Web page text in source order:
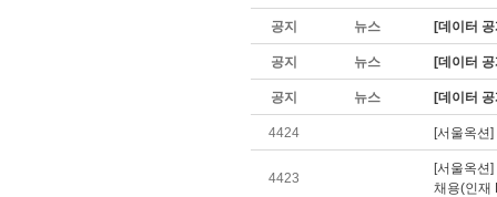
공지 뉴스 [데이터
공지 뉴스 [데이터
공지 뉴스 [데이터
4424 [서울옥션
4423
[서울옥션
채용(인재